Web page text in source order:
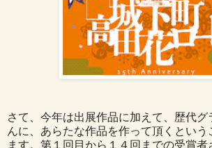
さて、今年は出展作品に加えて、歴代グ
んに、あらたな作品を作って頂くという
ます。第１回目から１４回までの受賞者